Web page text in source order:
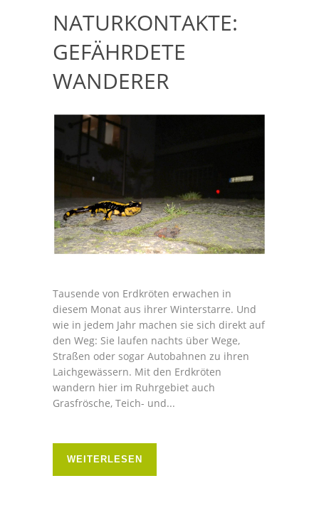
NATURKONTAKTE:
GEFÄHRDETE
WANDERER
Tausende von Erdkröten erwachen in
diesem Monat aus ihrer Winterstarre. Und
wie in jedem Jahr machen sie sich direkt auf
den Weg: Sie laufen nachts über Wege,
Straßen oder sogar Autobahnen zu ihren
Laichgewässern. Mit den Erdkröten
wandern hier im Ruhrgebiet auch
Grasfrösche, Teich- und...
WEITERLESEN